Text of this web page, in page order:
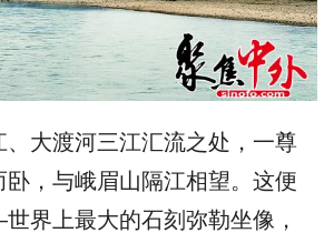
大渡河三江汇流之处，一尊
，与峨眉山隔江相望。这便
界上最大的石刻弥勒坐像，